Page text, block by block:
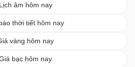
Lịch âm hôm nay
thời tiết hôm nay
vàng hôm nay
bạc hôm nay